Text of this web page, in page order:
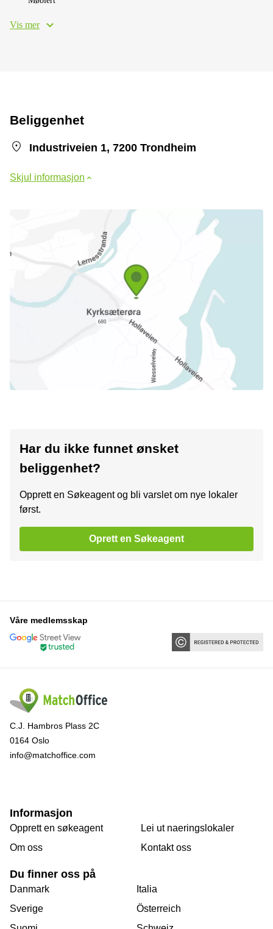
Vis mer
Beliggenhet
Industriveien 1, 7200 Trondheim
Skjul informasjon
Har du ikke funnet ønsket
beliggenhet?
Opprett en Søkeagent og bli varslet om nye lokaler
først.
Oprett en Søkeagent
Våre medlemsskap
C.J. Hambros Plass 2C
0164 Oslo
info@matchoffice.com
Informasjon
Opprett en søkeagent
Om oss
Lei ut naeringslokaler
Kontakt oss
Du finner oss på
Danmark
Sverige
Italia
Österreich